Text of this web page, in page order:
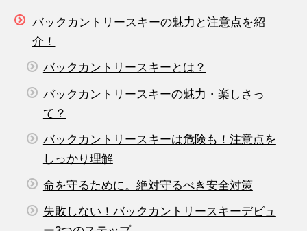
バックカントリースキーの魅力と注意点を紹
介！
バックカントリースキーとは？
バックカントリースキーの魅力・楽しさっ
て？
バックカントリースキーは危険も！注意点を
しっかり理解
命を守るために。絶対守るべき安全対策
失敗しない！バックカントリースキーデビュ